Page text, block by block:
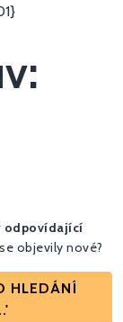
odpovídající
objevily nové?
HLEDÁNÍ